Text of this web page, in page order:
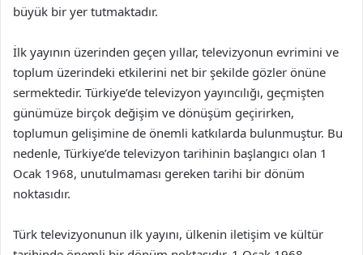
büyük bir yer tutmaktadır.
İlk yayının üzerinden geçen yıllar, televizyonun evrimini ve
toplum üzerindeki etkilerini net bir şekilde gözler önüne
sermektedir. Türkiye’de televizyon yayıncılığı, geçmişten
günümüze birçok değişim ve dönüşüm geçirirken,
toplumun gelişimine de önemli katkılarda bulunmuştur. Bu
nedenle, Türkiye’de televizyon tarihinin başlangıcı olan 1
Ocak 1968, unutulmaması gereken tarihi bir dönüm
noktasıdır.
Türk televizyonunun ilk yayını, ülkenin iletişim ve kültür